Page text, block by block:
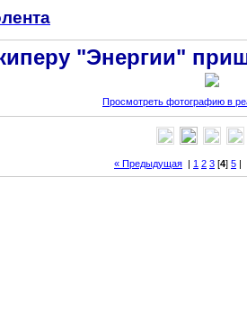
"Энергии"
Просмотреть фотографию в
« Предыдущая | 1 2 3 [4] 5 |